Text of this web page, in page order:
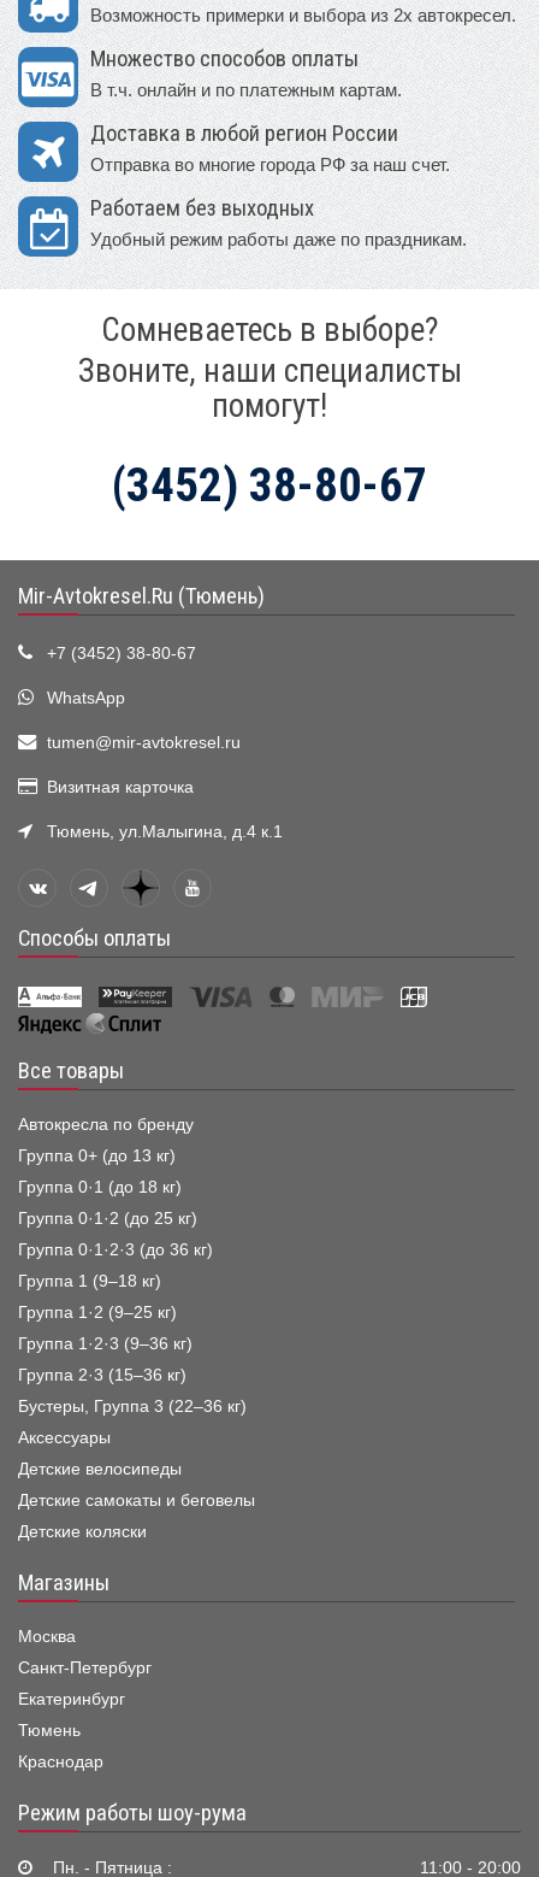
Возможность примерки и выбора из 2х автокресел.
Множество способов оплаты
В т.ч. онлайн и по платежным картам.
Доставка в любой регион России
Отправка во многие города РФ за наш счет.
Работаем без выходных
Удобный режим работы даже по праздникам.
Сомневаетесь в выборе?
Звоните, наши специалисты
помогут!
(3452) 38-80-67
Mir-Avtokresel.Ru (Тюмень)
+7 (3452) 38-80-67
WhatsApp
tumen@mir-avtokresel.ru
Визитная карточка
Тюмень, ул.Малыгина, д.4 к.1
Способы оплаты
Все товары
Автокресла по бренду
Группа 0+ (до 13 кг)
Группа 0·1 (до 18 кг)
Группа 0·1·2 (до 25 кг)
Группа 0·1·2·3 (до 36 кг)
Группа 1 (9–18 кг)
Группа 1·2 (9–25 кг)
Группа 1·2·3 (9–36 кг)
Группа 2·3 (15–36 кг)
Бустеры, Группа 3 (22–36 кг)
Аксессуары
Детские велосипеды
Детские самокаты и беговелы
Детские коляски
Магазины
Москва
Санкт-Петербург
Екатеринбург
Тюмень
Краснодар
Режим работы шоу-рума
Пн. - Пятница : 11:00 - 20:00